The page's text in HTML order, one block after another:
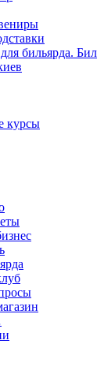
бильярда.
курсы